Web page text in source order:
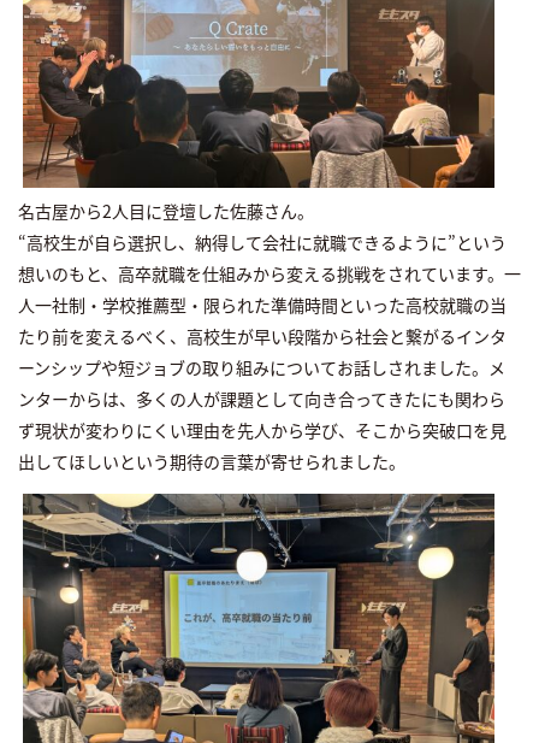
名古屋から2人目に登壇した佐藤さん。
“高校生が自ら選択し、納得して会社に就職できるように”という
想いのもと、高卒就職を仕組みから変える挑戦をされています。一
人一社制・学校推薦型・限られた準備時間といった高校就職の当
たり前を変えるべく、高校生が早い段階から社会と繋がるインタ
ーンシップや短ジョブの取り組みについてお話しされました。メ
ンターからは、多くの人が課題として向き合ってきたにも関わら
ず現状が変わりにくい理由を先人から学び、そこから突破口を見
出してほしいという期待の言葉が寄せられました。